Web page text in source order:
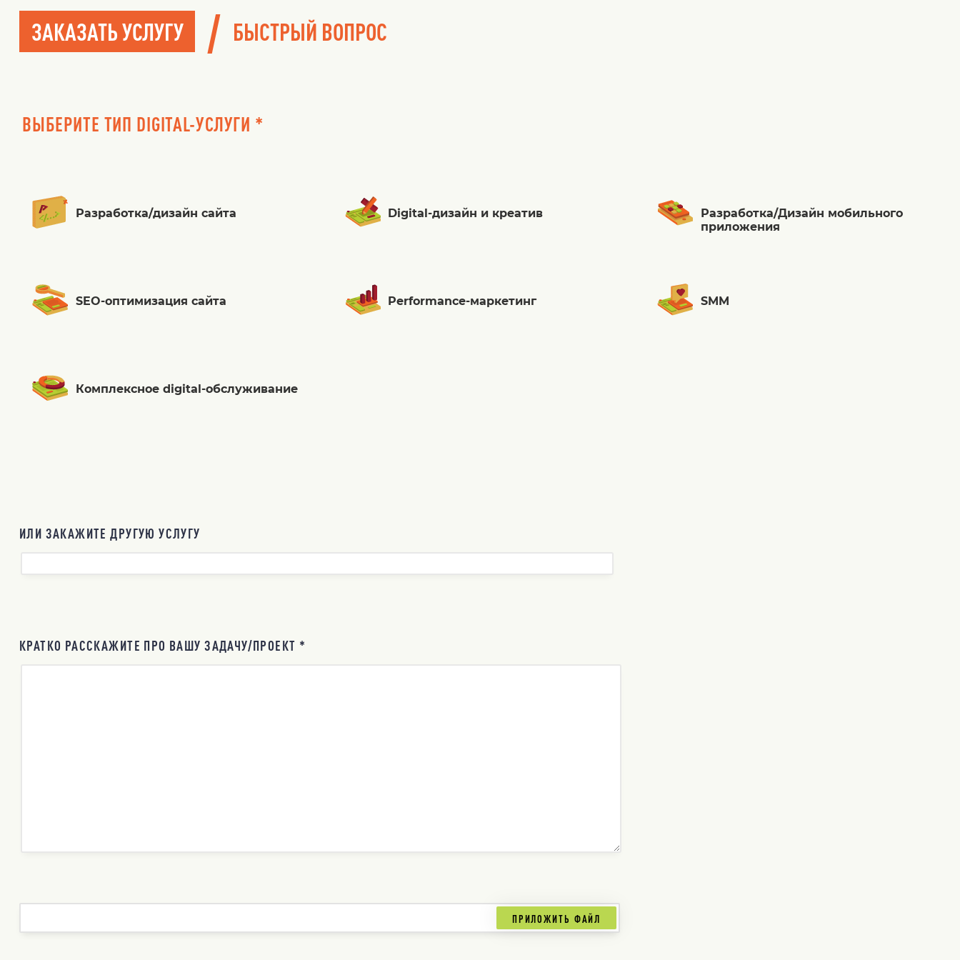
ЗАКАЗАТЬ УСЛУГУ / БЫСТРЫЙ ВОПРОС
ВЫБЕРИТЕ ТИП DIGITAL-УСЛУГИ *
Разработка/дизайн сайта Digital-дизайн и креатив
Разработка/Дизайн мобильного
приложения
SEO-оптимизация сайта Performance-маркетинг SMM
Комплексное digital-обслуживание
ИЛИ ЗАКАЖИТЕ ДРУГУЮ УСЛУГУ
КРАТКО РАССКАЖИТЕ ПРО ВАШУ ЗАДАЧУ/ПРОЕКТ *